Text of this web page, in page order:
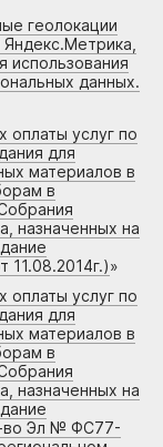
геолокации
использования
данных.
оплаты услуг по
для
материалов в
в
назначенных на
»
оплаты услуг по
для
материалов в
в
назначенных на
во Эл № ФС77-